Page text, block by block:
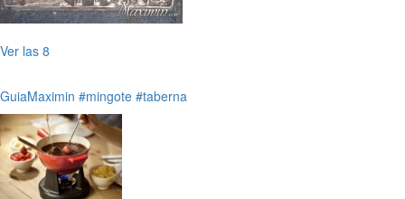
Ver las 8
GuiaMaximin #mingote #taberna